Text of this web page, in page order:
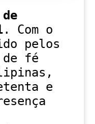
. Com o
pelos
de fé
e